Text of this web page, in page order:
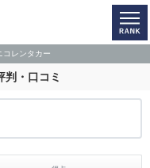
コレンタカー
判・口コミ